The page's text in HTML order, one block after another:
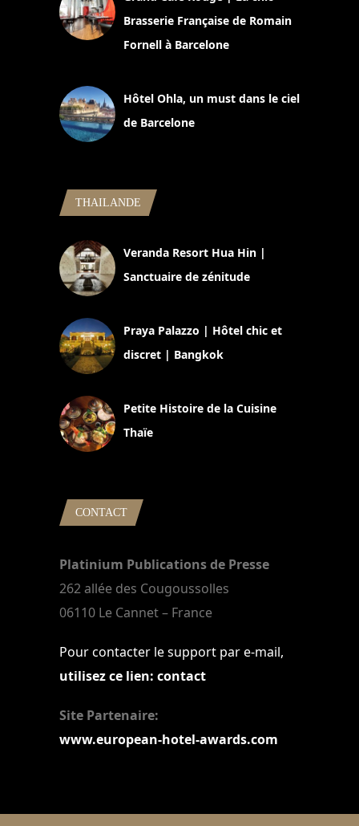
Brasserie Française de Romain
Fornell à Barcelone
Hôtel Ohla, un must dans le ciel
de Barcelone
THAILANDE
Veranda Resort Hua Hin |
Sanctuaire de zénitude
Praya Palazzo | Hôtel chic et
discret | Bangkok
Petite Histoire de la Cuisine
Thaïe
CONTACT
Platinium Publications de Presse
262 allée des Cougoussolles
06110 Le Cannet – France
Pour contacter le support par e-mail,
utilisez ce lien: contact
Site Partenaire:
www.european-hotel-awards.com